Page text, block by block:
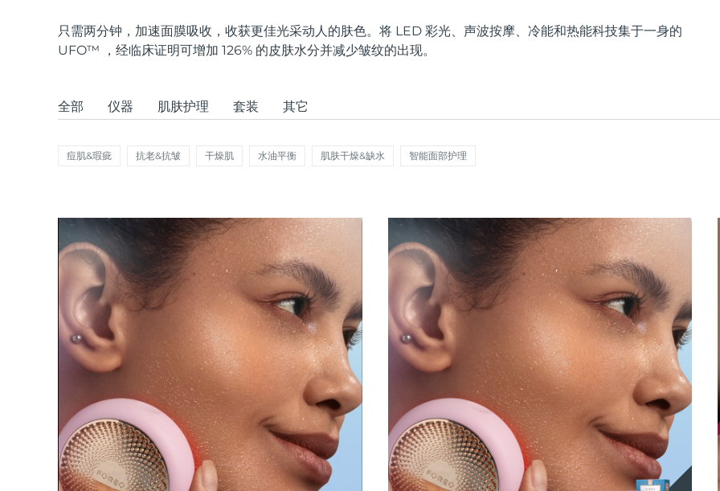
只需两分钟，加速面膜吸收，收获更佳光采动人的肤色。将 LED 彩光、声波按摩、冷能和热能科技集于一身的
UFO™ ，经临床证明可增加 126% 的皮肤水分并减少皱纹的出现。
全部 仪器 肌肤护理 套装 其它
痘肌&瑕疵 抗老&抗皱 干燥肌 水油平衡 肌肤干燥&缺水 智能面部护理
FAQ™ Dual LED Panel
红光疗法
瑞典美肤护理
面部清洁
LUNA™ 4 套装
Anti-aging massage
紧致提拉
BEAR™ 2 套装
Microcurrent toning